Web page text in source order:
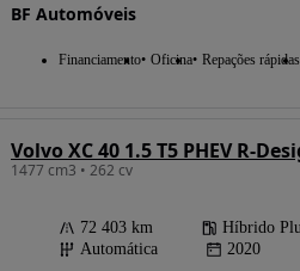
BF Automóveis
Financiamento Oficina Repações rápidas
Volvo XC 40 1.5 T5 PHEV R-
1477 cm3 • 262 cv
72 403 km
Híbrido
Automática
2020